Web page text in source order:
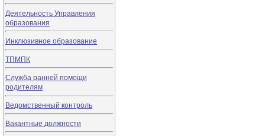
Деятельность Управления
образования
Инклюзивное образование
ТПМПК
Служба ранней помощи
родителям
Ведомственный контроль
Вакантные должности